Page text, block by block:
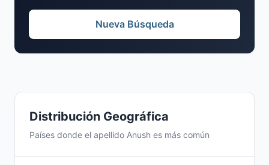
Distribución Geográfica
Países donde el apellido Anush es más común
Nueva Búsqueda